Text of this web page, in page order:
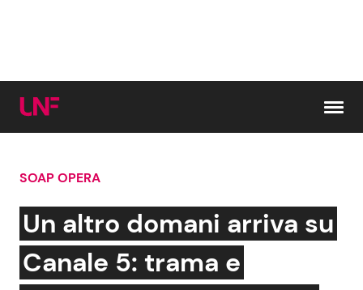
Cerca:
News e Cronaca
Attualità Italiana
Gossip e TV
Bellezze VIP
SOAP OPERA
Un altro domani arriva su
Canale 5: trama e